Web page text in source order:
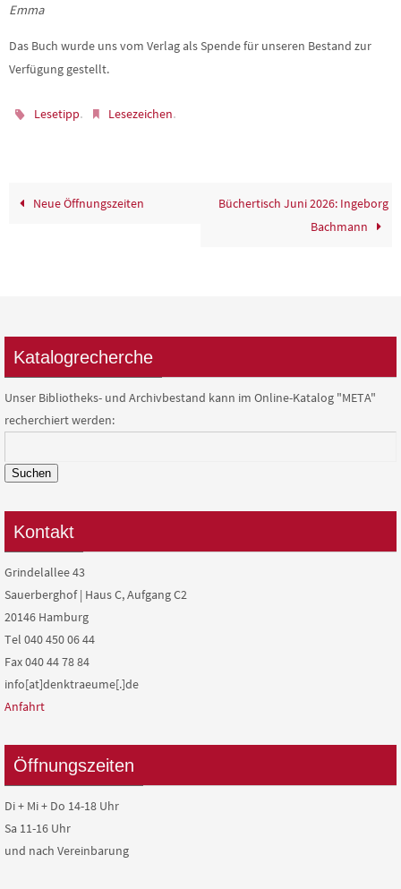
Emma
Das Buch wurde uns vom Verlag als Spende für unseren Bestand zur
Verfügung gestellt.
Lesetipp. Lesezeichen.
Neue Öffnungszeiten
Büchertisch Juni 2026: Ingeborg
Bachmann
Katalogrecherche
Unser Bibliotheks- und Archivbestand kann im Online-Katalog "META"
recherchiert werden:
Suchen
Kontakt
Grindelallee 43
Sauerberghof | Haus C, Aufgang C2
20146 Hamburg
Tel 040 450 06 44
Fax 040 44 78 84
info[at]denktraeume[.]de
Anfahrt
Öffnungszeiten
Di + Mi + Do 14-18 Uhr
Sa 11-16 Uhr
und nach Vereinbarung